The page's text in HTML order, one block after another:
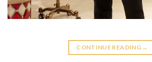
CONTINUE READING →